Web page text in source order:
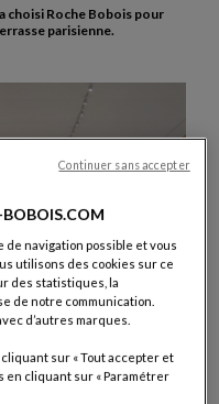
choisi Roche Bobois pour
parisienne.
BOBOIS.COM
navigation possible et vous
utilisons des cookies sur ce
des statistiques, la
de notre communication.
d’autres marques.
sur « Tout accepter et
en cliquant sur « Paramétrer
Continuer sans accepter